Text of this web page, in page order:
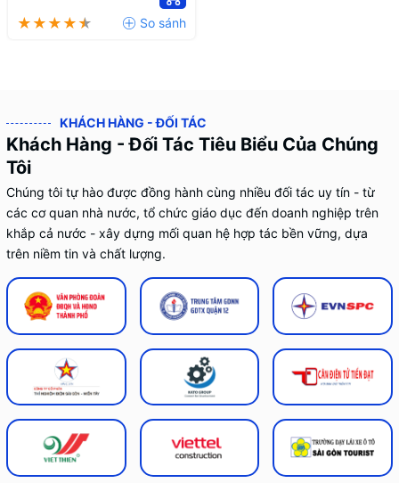
KHÁCH HÀNG - ĐỐI TÁC
Khách Hàng - Đối Tác Tiêu Biểu Của Chúng
Tôi
Chúng tôi tự hào được đồng hành cùng nhiều đối tác uy tín - từ
các cơ quan nhà nước, tổ chức giáo dục đến doanh nghiệp trên
khắp cả nước - xây dựng mối quan hệ hợp tác bền vững, dựa
trên niềm tin và chất lượng.